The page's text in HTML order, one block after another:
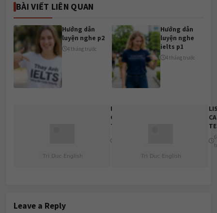
BÀI VIẾT LIÊN QUAN
Hướng dẫn
luyện nghe p2
4 tháng trước
Hướng dẫn
luyện nghe
ielts p1
4 tháng trước
LISTENING
CAM 19
TEST 4
Leave a Reply